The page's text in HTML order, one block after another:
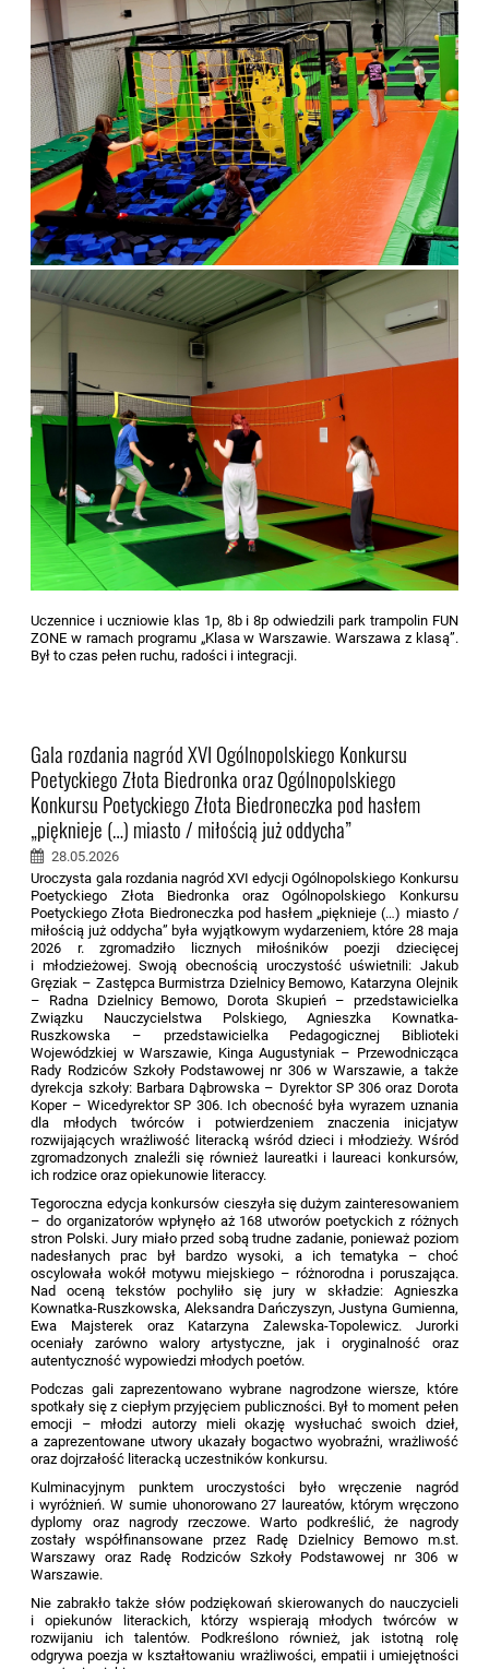
Uczennice i uczniowie klas 1p, 8b i 8p odwiedzili park trampolin FUN
ZONE w ramach programu „Klasa w Warszawie. Warszawa z klasą”.
Był to czas pełen ruchu, radości i integracji.
Gala rozdania nagród XVI Ogólnopolskiego Konkursu
Poetyckiego Złota Biedronka oraz Ogólnopolskiego
Konkursu Poetyckiego Złota Biedroneczka pod hasłem
„pięknieje (…) miasto / miłością już oddycha”
28.05.2026
Uroczysta gala rozdania nagród XVI edycji Ogólnopolskiego Konkursu
Poetyckiego Złota Biedronka oraz Ogólnopolskiego Konkursu
Poetyckiego Złota Biedroneczka pod hasłem „pięknieje (…) miasto /
miłością już oddycha” była wyjątkowym wydarzeniem, które 28 maja
2026 r. zgromadziło licznych miłośników poezji dziecięcej
i młodzieżowej. Swoją obecnością uroczystość uświetnili: Jakub
Gręziak – Zastępca Burmistrza Dzielnicy Bemowo, Katarzyna Olejnik
– Radna Dzielnicy Bemowo, Dorota Skupień – przedstawicielka
Związku Nauczycielstwa Polskiego, Agnieszka Kownatka-
Ruszkowska – przedstawicielka Pedagogicznej Biblioteki
Wojewódzkiej w Warszawie, Kinga Augustyniak – Przewodnicząca
Rady Rodziców Szkoły Podstawowej nr 306 w Warszawie, a także
dyrekcja szkoły: Barbara Dąbrowska – Dyrektor SP 306 oraz Dorota
Koper – Wicedyrektor SP 306. Ich obecność była wyrazem uznania
dla młodych twórców i potwierdzeniem znaczenia inicjatyw
rozwijających wrażliwość literacką wśród dzieci i młodzieży. Wśród
zgromadzonych znaleźli się również laureatki i laureaci konkursów,
ich rodzice oraz opiekunowie literaccy.
Tegoroczna edycja konkursów cieszyła się dużym zainteresowaniem
– do organizatorów wpłynęło aż 168 utworów poetyckich z różnych
stron Polski. Jury miało przed sobą trudne zadanie, ponieważ poziom
nadesłanych prac był bardzo wysoki, a ich tematyka – choć
oscylowała wokół motywu miejskiego – różnorodna i poruszająca.
Nad oceną tekstów pochyliło się jury w składzie: Agnieszka
Kownatka-Ruszkowska, Aleksandra Dańczyszyn, Justyna Gumienna,
Ewa Majsterek oraz Katarzyna Zalewska-Topolewicz. Jurorki
oceniały zarówno walory artystyczne, jak i oryginalność oraz
autentyczność wypowiedzi młodych poetów.
Podczas gali zaprezentowano wybrane nagrodzone wiersze, które
spotkały się z ciepłym przyjęciem publiczności. Był to moment pełen
emocji – młodzi autorzy mieli okazję wysłuchać swoich dzieł,
a zaprezentowane utwory ukazały bogactwo wyobraźni, wrażliwość
oraz dojrzałość literacką uczestników konkursu.
Kulminacyjnym punktem uroczystości było wręczenie nagród
i wyróżnień. W sumie uhonorowano 27 laureatów, którym wręczono
dyplomy oraz nagrody rzeczowe. Warto podkreślić, że nagrody
zostały współfinansowane przez Radę Dzielnicy Bemowo m.st.
Warszawy oraz Radę Rodziców Szkoły Podstawowej nr 306 w
Warszawie.
Nie zabrakło także słów podziękowań skierowanych do nauczycieli
i opiekunów literackich, którzy wspierają młodych twórców w
rozwijaniu ich talentów. Podkreślono również, jak istotną rolę
odgrywa poezja w kształtowaniu wrażliwości, empatii i umiejętności